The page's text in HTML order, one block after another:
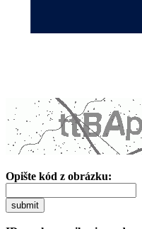
Opište kód z obrázku:
submit